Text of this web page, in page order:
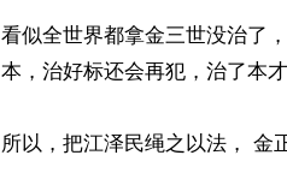
看似全世界都拿金三世没治了
本，治好标还会再犯，治了本才
所以，把江泽民绳之以法， 金